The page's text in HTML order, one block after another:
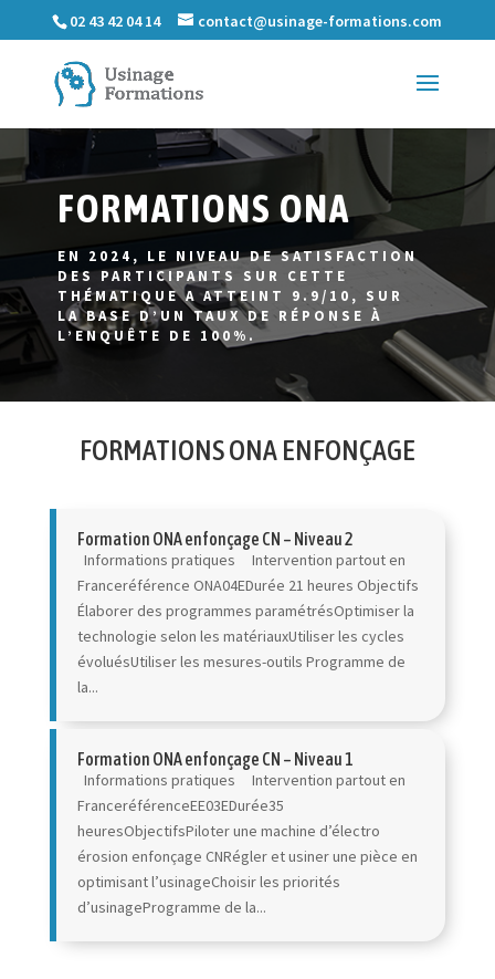
02 43 42 04 14 contact@usinage-formations.com
FORMATIONS ONA
EN 2024, LE NIVEAU DE SATISFACTION
DES PARTICIPANTS SUR CETTE
THÉMATIQUE A ATTEINT 9.9/10, SUR
LA BASE D’UN TAUX DE RÉPONSE À
L’ENQUÊTE DE 100%.
FORMATIONS ONA ENFONÇAGE
Formation ONA enfonçage CN – Niveau 2
Informations pratiques Intervention partout en
Franceréférence ONA04EDurée 21 heures Objectifs
Élaborer des programmes paramétrésOptimiser la
technologie selon les matériauxUtiliser les cycles
évoluésUtiliser les mesures-outils Programme de
la...
Formation ONA enfonçage CN – Niveau 1
Informations pratiques Intervention partout en
FranceréférenceEE03EDurée35
heuresObjectifsPiloter une machine d’électro
érosion enfonçage CNRégler et usiner une pièce en
optimisant l’usinageChoisir les priorités
d’usinageProgramme de la...